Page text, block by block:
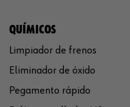
QUÍMICOS
Limpiador de frenos
Eliminador de óxido
Pegamento rápido